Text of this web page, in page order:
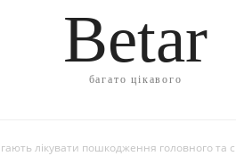
Betar
багато цікавого
лікувати пошкодження головного та